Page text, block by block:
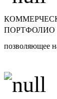
ПОРТФОЛИО
позволяющее